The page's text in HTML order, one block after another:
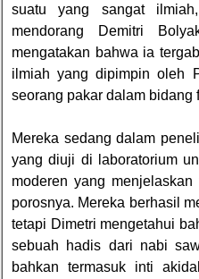
suatu yang sangat
mendorang Demitri
mengatakan bahwa ia
ilmiah yang dipimpin oleh
seorang pakar dalam bidang
Mereka sedang dalam
yang diuji di laboratorium
moderen yang
porosnya. Mereka berhasil
tetapi Dimetri mengetahui
sebuah hadis dari nabi
bahkan termasuk inti